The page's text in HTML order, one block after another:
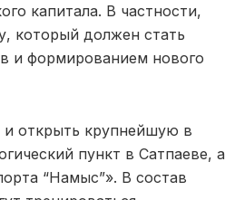
капитала. В частности,
который должен стать
и формированием нового
и открыть крупнейшую в
пункт в Сатпаеве, а
“Намыс”». В состав